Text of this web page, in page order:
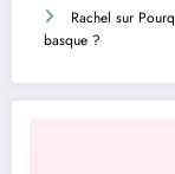
Rachel sur
basque ?